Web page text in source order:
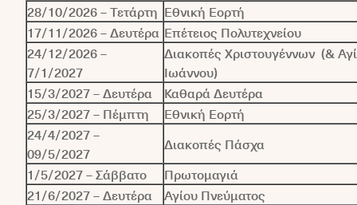
28/10/2026 – Τετάρτη Εθνική Εορτή
17/11/2026 – Δευτέρα Επέτειος Πολυτεχνείου
24/12/2026 –
7/1/2027
Διακοπές Χριστουγέννων (&
Ιωάννου)
15/3/2027 – Δευτέρα
Καθαρά Δευτέρα
25/3/2027 – Πέμπτη
Εθνική Εορτή
24/4/2027 –
09/5/2027
Διακοπές Πάσχα
1/5/2027 – Σάββατο
Πρωτομαγιά
21/6/2027 – Δευτέρα
Αγίου Πνεύματος